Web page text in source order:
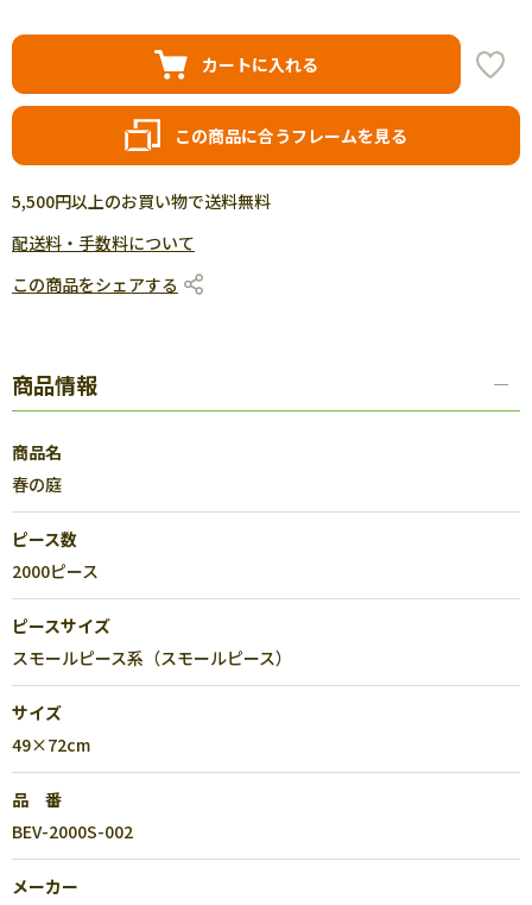
カートに入れる
この商品に合うフレームを見る
5,500円以上のお買い物で送料無料
配送料・手数料について
この商品をシェアする
商品情報
商品名
春の庭
ピース数
2000ピース
ピースサイズ
スモールピース系（スモールピース）
サイズ
49×72cm
品 番
BEV-2000S-002
メーカー